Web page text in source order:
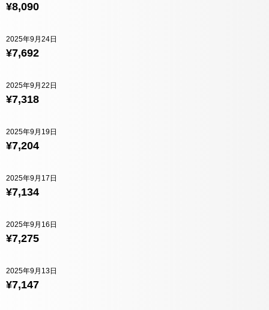
¥8,090
¥7,692
2025年9月24日
¥7,318
2025年9月22日
¥7,204
2025年9月19日
¥7,134
2025年9月17日
¥7,275
2025年9月16日
¥7,147
2025年9月13日